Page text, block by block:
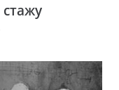
стажу